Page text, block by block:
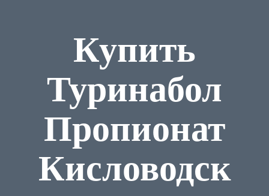
Купить
Туринабол
Пропионат
Кисловодск